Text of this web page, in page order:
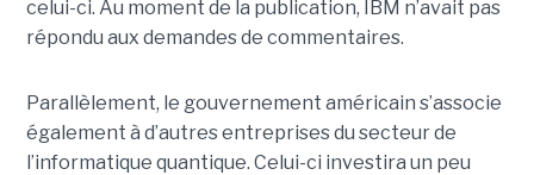
celui-ci. Au moment de la publication, IBM n’avait pas
répondu aux demandes de commentaires.
Parallèlement, le gouvernement américain s’associe
également à d’autres entreprises du secteur de
l’informatique quantique. Celui-ci investira un peu